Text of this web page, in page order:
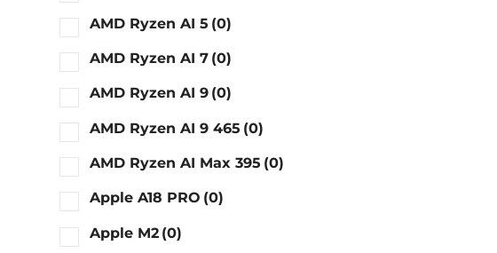
AMD Ryzen AI 5 (0)
AMD Ryzen AI 7 (0)
AMD Ryzen AI 9 (0)
AMD Ryzen AI 9 465 (0)
AMD Ryzen AI Max 395 (0)
Apple A18 PRO (0)
Apple M2 (0)